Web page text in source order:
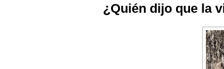
¿Quién dijo que la